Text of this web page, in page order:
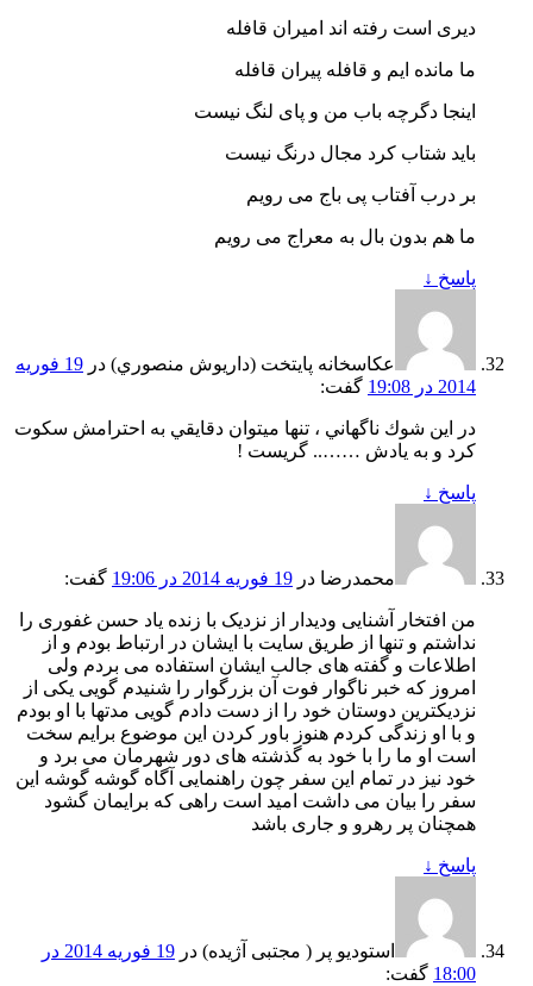
دیری است رفته اند امیران قافله
ما مانده ایم و قافله پیران قافله
اینجا دگرچه باب من و پای لنگ نیست
باید شتاب کرد مجال درنگ نیست
بر درب آفتاب پی باج می رویم
ما هم بدون بال به معراج می رویم
پاسخ ↓
عكاسخانه پايتخت (داريوش منصوري) در
19 فوریه
2014 در 19:08
گفت:
در اين شوك ناگهاني ، تنها ميتوان دقايقي به احترامش سكوت
كرد و به يادش …….. گريست !
پاسخ ↓
محمدرضا در 19 فوریه 2014 در 19:06 گفت:
من افتخار آشنایی ودیدار از نزدیک با زنده یاد حسن غفوری را
نداشتم و تنها از طریق سایت با ایشان در ارتباط بودم و از
اطلاعات و گفته های جالب ایشان استفاده می بردم ولی
امروز که خبر ناگوار فوت آن بزرگوار را شنیدم گویی یکی از
نزدیکترین دوستان خود را از دست دادم گویی مدتها با او بودم
و با او زندگی کردم هنوز باور کردن این موضوع برایم سخت
است او ما را با خود به گذشته های دور شهرمان می برد و
خود نیز در تمام این سفر چون راهنمایی آگاه گوشه گوشه این
سفر را بیان می داشت امید است راهی که برایمان گشود
همچنان پر رهرو و جاری باشد
پاسخ ↓
استودیو پر ( مجتبی آژیده) در
19 فوریه 2014 در
18:00 گفت: